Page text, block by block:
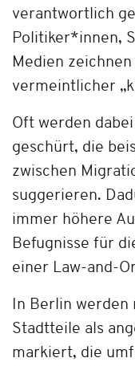
verantwortlich
Politiker*innen,
Medien
vermeintlicher
Oft werden
geschürt, die
zwischen
suggerieren.
immer höhere
Befugnisse für
einer Law-and-
In Berlin werden
Stadtteile als
markiert, die